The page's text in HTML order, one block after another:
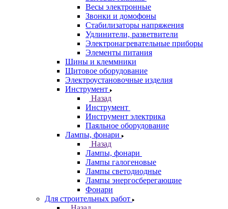
Весы электронные
Звонки и домофоны
Стабилизаторы напряжения
Удлинители, разветвители
Электронагревательные приборы
Элементы питания
Шины и клеммники
Щитовое оборудование
Электроустановочные изделия
Инструмент
Назад
Инструмент
Инструмент электрика
Паяльное оборудование
Лампы, фонари
Назад
Лампы, фонари
Лампы галогеновые
Лампы светодиодные
Лампы энергосберегающие
Фонари
Для строительных работ